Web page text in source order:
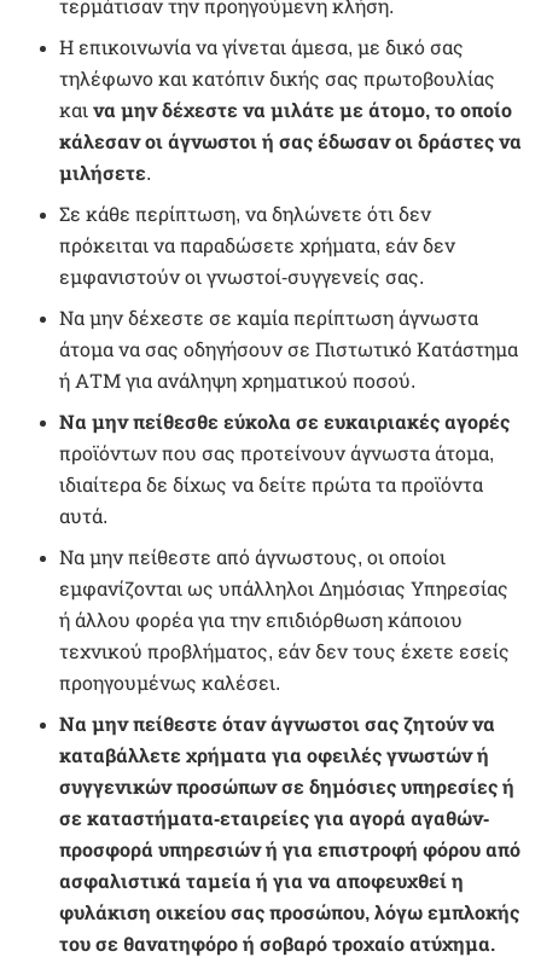
τερμάτισαν την προηγούμενη κλήση.
Η επικοινωνία να γίνεται άμεσα, με δικό σας
τηλέφωνο και κατόπιν δικής σας πρωτοβουλίας
καινα μην δέχεστε να μιλάτε με άτομο, το οποίο
κάλεσαν οι άγνωστοι ή σας έδωσαν οι δράστες να
μιλήσετε.
Σε κάθε περίπτωση, να δηλώνετε ότι δεν
πρόκειται να παραδώσετε χρήματα, εάν δεν
εμφανιστούν οι γνωστοί-συγγενείς σας.
Να μην δέχεστε σε καμία περίπτωση άγνωστα
άτομα να σας οδηγήσουν σε Πιστωτικό Κατάστημα
ή ΑΤΜ για ανάληψη χρηματικού ποσού.
Να μην πείθεσθε εύκολα σε ευκαιριακές αγορές
προϊόντων που σας προτείνουν άγνωστα άτομα,
ιδιαίτερα δε δίχως να δείτε πρώτα τα προϊόντα
αυτά.
Να μην πείθεστε από άγνωστους, οι οποίοι
εμφανίζονται ως υπάλληλοι Δημόσιας Υπηρεσίας
ή άλλου φορέα για την επιδιόρθωση κάποιου
τεχνικού προβλήματος, εάν δεν τους έχετε εσείς
προηγουμένως καλέσει.
Να μην πείθεστε όταν άγνωστοι σας ζητούν να
καταβάλλετε χρήματα για οφειλές γνωστών ή
συγγενικών προσώπων σε δημόσιες υπηρεσίες ή
σε καταστήματα-εταιρείες για αγορά αγαθών-
προσφορά υπηρεσιών ή για επιστροφή φόρου από
ασφαλιστικά ταμεία ή για να αποφευχθεί η
φυλάκιση οικείου σας προσώπου, λόγω εμπλοκής
του σε θανατηφόρο ή σοβαρό τροχαίο ατύχημα.